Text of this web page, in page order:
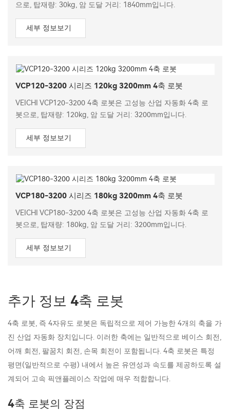
으로, 탑재량: 30kg, 암 도달 거리: 1840mm입니다.
세부 정보보기
VCP120-3200 시리즈 120kg 3200mm 4축 로봇
VEICHI VCP120-3200 4축 로봇은 고성능 산업 자동화 4축 로
봇으로, 탑재량: 120kg, 암 도달 거리: 3200mm입니다.
세부 정보보기
VCP180-3200 시리즈 180kg 3200mm 4축 로봇
VEICHI VCP180-3200 4축 로봇은 고성능 산업 자동화 4축 로
봇으로, 탑재량: 180kg, 암 도달 거리: 3200mm입니다.
세부 정보보기
추가 정보 4축 로봇
4축 로봇, 즉 4자유도 로봇은 독립적으로 제어 가능한 4개의 축을 가
진 산업 자동화 장치입니다. 이러한 축에는 일반적으로 베이스 회전,
어깨 회전, 팔꿈치 회전, 손목 회전이 포함됩니다. 4축 로봇은 특정
평면(일반적으로 수평) 내에서 높은 유연성과 속도를 제공하도록 설
계되어 고속 픽앤플레이스 작업에 매우 적합합니다.
4축 로봇의 장점